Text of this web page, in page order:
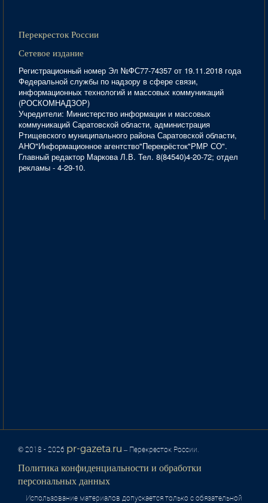
Перекресток России
Сетевое издание
Регистрационный номер Эл №ФС77-74357 от 19.11.2018 года
Федеральной службы по надзору в сфере связи,
информационных технологий и массовых коммуникаций
(РОСКОМНАДЗОР)
Учредители: Министерство информации и массовых
коммуникаций Саратовской области, администрация
Ртищевского муниципального района Саратовской области,
АНО"Информационное агентство"Перекрёсток"РМР СО".
Главный редактор Маркова Л.В. Тел. 8(84540)4-20-72; отдел
рекламы - 4-29-10.
© 2018 - 2026 pr-gazeta.ru – Перекресток России.
Политика конфиденциальности и обработки
персональных данных
Использование материалов допускается только с обязательной